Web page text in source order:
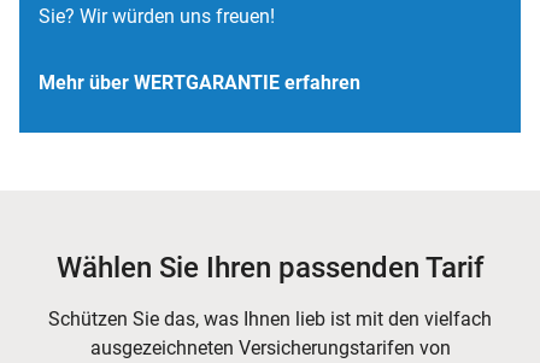
Sie? Wir würden uns freuen!
Mehr über WERTGARANTIE erfahren
Wählen Sie Ihren passenden Tarif
Schützen Sie das, was Ihnen lieb ist mit den vielfach
ausgezeichneten Versicherungstarifen von